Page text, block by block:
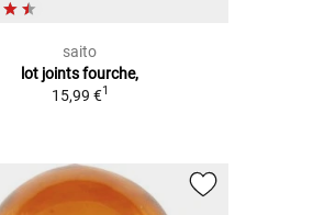
saito
lot joints fourche,
15,99 €1